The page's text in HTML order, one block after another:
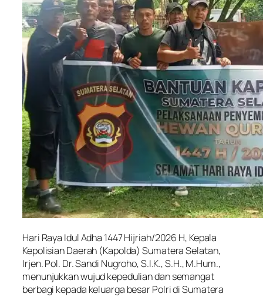
Hari Raya Idul Adha 1447 Hijriah/2026 H, Kepala
Kepolisian Daerah (Kapolda) Sumatera Selatan,
Irjen. Pol. Dr. Sandi Nugroho, S.I.K., S.H., M.Hum.,
menunjukkan wujud kepedulian dan semangat
berbagi kepada keluarga besar Polri di Sumatera